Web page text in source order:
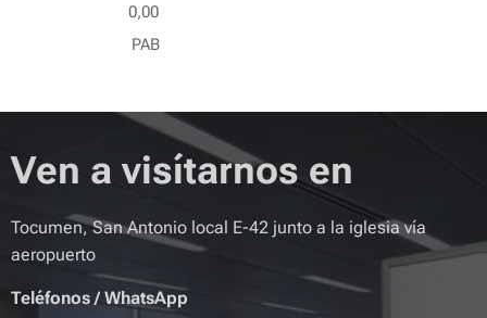
0,00
PAB
Ven a visítarnos en
Tocumen, San Antonio local E-42 junto a la iglesia vía
aeropuerto
Teléfonos/WhatsApp